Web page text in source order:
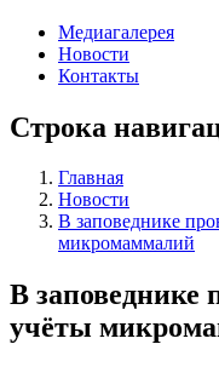
Медиагалерея
Новости
Контакты
Строка
Главная
Новости
В заповеднике
микромаммалий
В заповеднике
учёты